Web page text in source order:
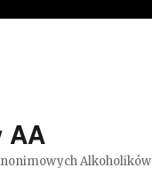
AA
Alkoholików